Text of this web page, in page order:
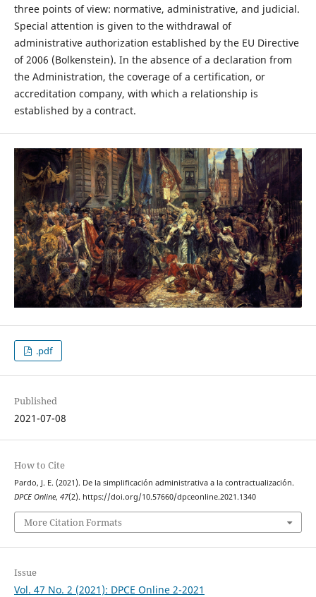
three points of view: normative, administrative, and judicial.
Special attention is given to the withdrawal of
administrative authorization established by the EU Directive
of 2006 (Bolkenstein). In the absence of a declaration from
the Administration, the coverage of a certification, or
accreditation company, with which a relationship is
established by a contract.
.pdf
Published
2021-07-08
How to Cite
Pardo, J. E. (2021). De la simplificación administrativa a la contractualización.
DPCE Online, 47(2). https://doi.org/10.57660/dpceonline.2021.1340
More Citation Formats
Issue
Vol. 47 No. 2 (2021): DPCE Online 2-2021